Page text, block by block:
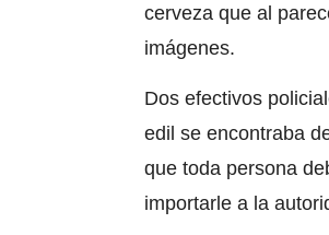
cerveza que al
imágenes.
Dos efectivos
edil se encontraba
que toda persona
importarle a la